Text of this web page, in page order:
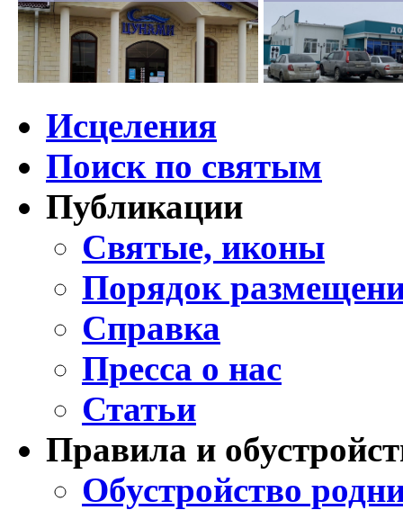
Исцеления
Поиск по святым
Публикации
Святые, иконы
Порядок
Справка
Пресса о нас
Статьи
Правила и
Обустройство